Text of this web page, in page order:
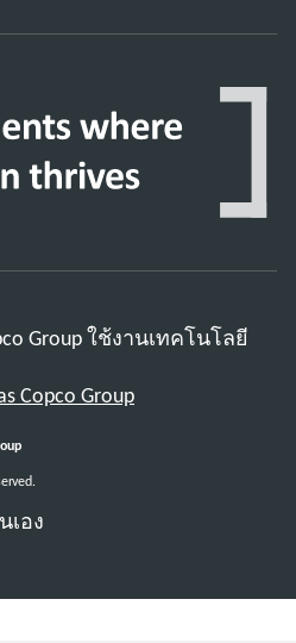
Group ใช้งานเทคโนโลยี
Copco Group
เอง